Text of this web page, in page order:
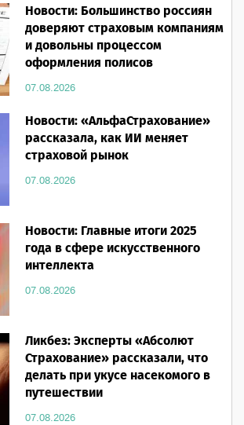
Новости: Большинство россиян
доверяют страховым компаниям
и довольны процессом
оформления полисов
07.08.2026
Новости: «АльфаСтрахование»
рассказала, как ИИ меняет
страховой рынок
07.08.2026
Новости: Главные итоги 2025
года в сфере искусственного
интеллекта
07.08.2026
Ликбез: Эксперты «Абсолют
Страхование» рассказали, что
делать при укусе насекомого в
путешествии
07.08.2026